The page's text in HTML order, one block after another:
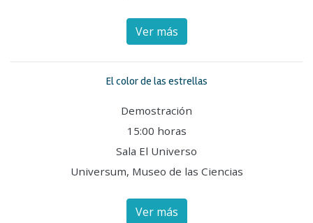
Ver más
El color de las estrellas
Demostración
15:00 horas
Sala El Universo
Universum, Museo de las Ciencias
Ver más